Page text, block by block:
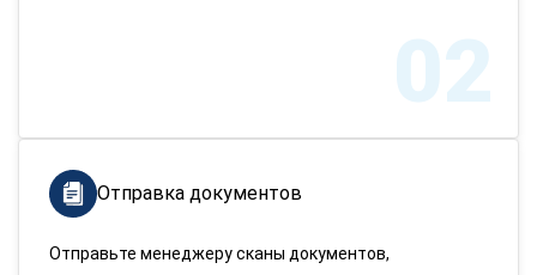
02
Отправка документов
Отправьте менеджеру сканы документов,